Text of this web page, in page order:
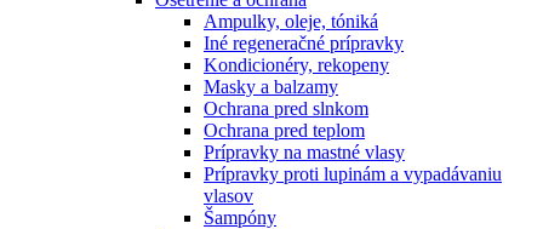
Ampulky, oleje, tóniká
Iné regeneračné prípravky
Kondicionéry, rekopeny
Masky a balzamy
Ochrana pred slnkom
Ochrana pred teplom
Prípravky na mastné vlasy
Prípravky proti lupinám a vypadávaniu
vlasov
Šampóny